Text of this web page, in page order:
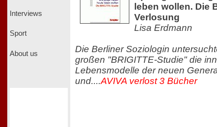
Interviews
Sport
About us
leben wollen. Die
Verlosung
Lisa Erdmann
Die Berliner Soziologin
großen "BRIGITTE-Studie" die
Lebensmodelle der neuen
und....AVIVA verlost 3 Bücher